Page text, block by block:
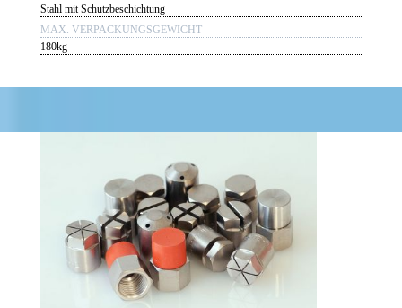
Stahl mit Schutzbeschichtung
MAX. VERPACKUNGSGEWICHT
180kg